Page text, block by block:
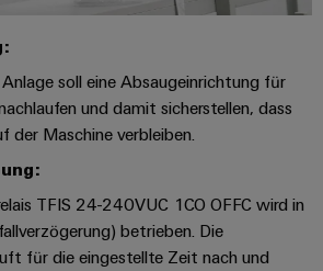
soll eine Absaugeinrichtung für
und damit sicherstellen, dass
der Maschine verbleiben.
TFIS 24-240VUC 1CO OFFC wird in
betrieben. Die
für die eingestellte Zeit nach und